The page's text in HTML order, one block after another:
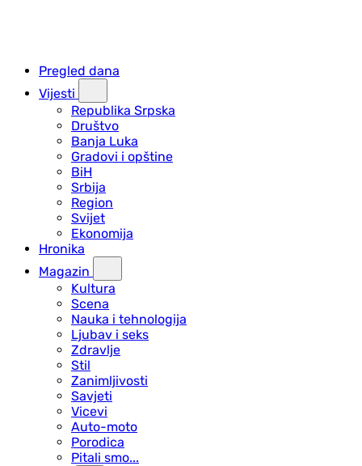
Pregled dana
Vijesti
Republika Srpska
Društvo
Banja Luka
Gradovi i opštine
BiH
Srbija
Region
Svijet
Ekonomija
Hronika
Magazin
Kultura
Scena
Nauka i tehnologija
Ljubav i seks
Zdravlje
Stil
Zanimljivosti
Savjeti
Vicevi
Auto-moto
Porodica
Pitali smo...